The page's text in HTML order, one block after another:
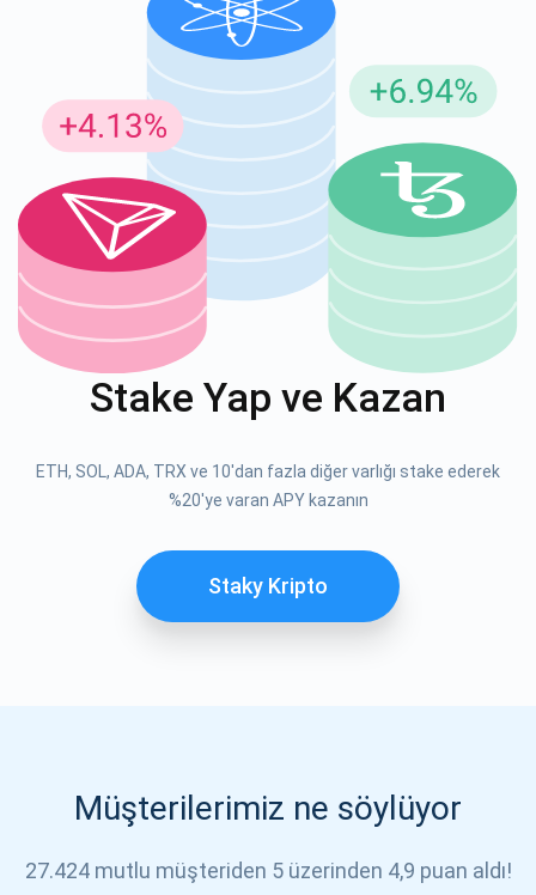
Stake Yap ve Kazan
ETH, SOL, ADA, TRX ve 10'dan fazla diğer varlığı stake ederek
%20'ye varan APY kazanın
Staky Kripto
Müşterilerimiz ne söylüyor
27.424 mutlu müşteriden 5 üzerinden 4,9 puan aldı!
Atomic
1000.000
ABONE OL
support@atomicwallet.io
YouTube'umuza göz atın
Güncellemeler için Abone Ol
En son proje güncellemelerini ve kripto kılavuzlarını ilk alan
siz olun